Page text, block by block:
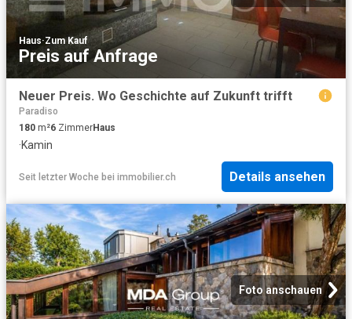
Haus·Zum Kauf
Preis auf Anfrage
Neuer Preis. Wo Geschichte auf Zukunft trifft
Paradiso
180 m²6 ZimmerHaus
·Kamin
Seit letzter Woche bei immobilier.ch Details ansehen
Foto anschauen